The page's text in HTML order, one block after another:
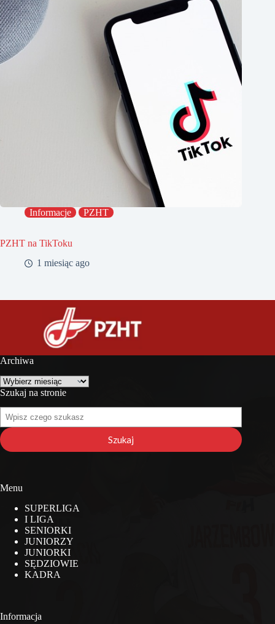
Informacje PZHT
PZHT na TikToku
1 miesiąc ago
Archiwa
Archiwa
Szukaj na stronie
Szukaj
na
stronie
Szukaj
Menu
SUPERLIGA
I LIGA
SENIORKI
JUNIORZY
JUNIORKI
SĘDZIOWIE
KADRA
Informacja